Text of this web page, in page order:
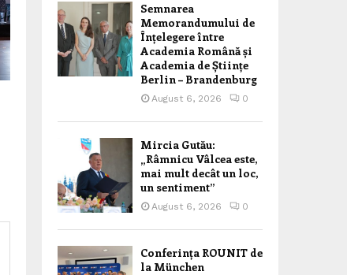
Semnarea
Memorandumului de
Înțelegere între
Academia Română și
Academia de Științe
Berlin – Brandenburg
August 6, 2026 0
Mircia Gutău:
„Râmnicu Vâlcea este,
mai mult decât un loc,
un sentiment”
August 6, 2026 0
Conferința ROUNIT de
la München